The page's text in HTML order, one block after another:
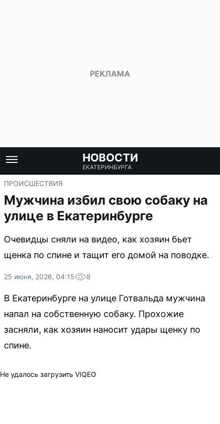
НОВОСТИ
ЕКАТЕРИНБУРГА
ПРОИСШЕСТВИЯ
Мужчина избил свою собаку на
улице в Екатеринбурге
Очевидцы сняли на видео, как хозяин бьет
щенка по спине и тащит его домой на поводке.
25 июня, 2026, 04:15 8
В Екатеринбурге на улице Готвальда мужчина
напал на собственную собаку. Прохожие
засняли, как хозяин наносит удары щенку по
спине.
Не удалось загрузить VIQEO